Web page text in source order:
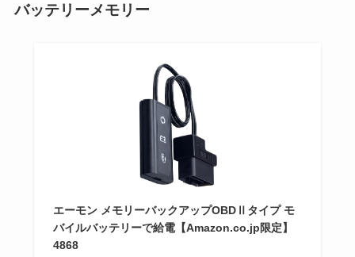
バッテリーメモリー
エーモン メモリーバックアップOBDⅡタイプ モ
バイルバッテリーで給電【Amazon.co.jp限定】
4868